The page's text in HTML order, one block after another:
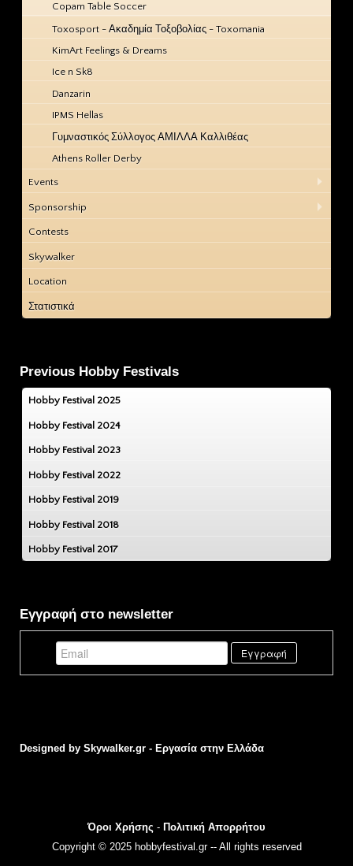
Copam Table Soccer
Toxosport - Ακαδημία Τοξοβολίας - Toxomania
KimArt Feelings & Dreams
Ice n Sk8
Danzarin
IPMS Hellas
Γυμναστικός Σύλλογος ΑΜΙΛΛΑ Καλλιθέας
Athens Roller Derby
Events
Sponsorship
Contests
Skywalker
Location
Στατιστικά
Previous Hobby Festivals
Hobby Festival 2025
Hobby Festival 2024
Hobby Festival 2023
Hobby Festival 2022
Hobby Festival 2019
Hobby Festival 2018
Hobby Festival 2017
Εγγραφή στο newsletter
Designed by Skywalker.gr - Εργασία στην Ελλάδα
Όροι Χρήσης - Πολιτική Απορρήτου
Copyright © 2025 hobbyfestival.gr -- All rights reserved